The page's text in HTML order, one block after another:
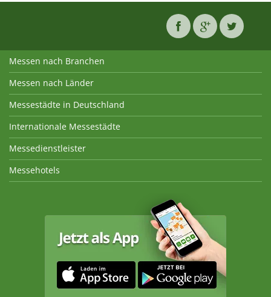
Messen nach Branchen
Messen nach Länder
Messestädte in Deutschland
Internationale Messestädte
Messedienstleister
Messehotels